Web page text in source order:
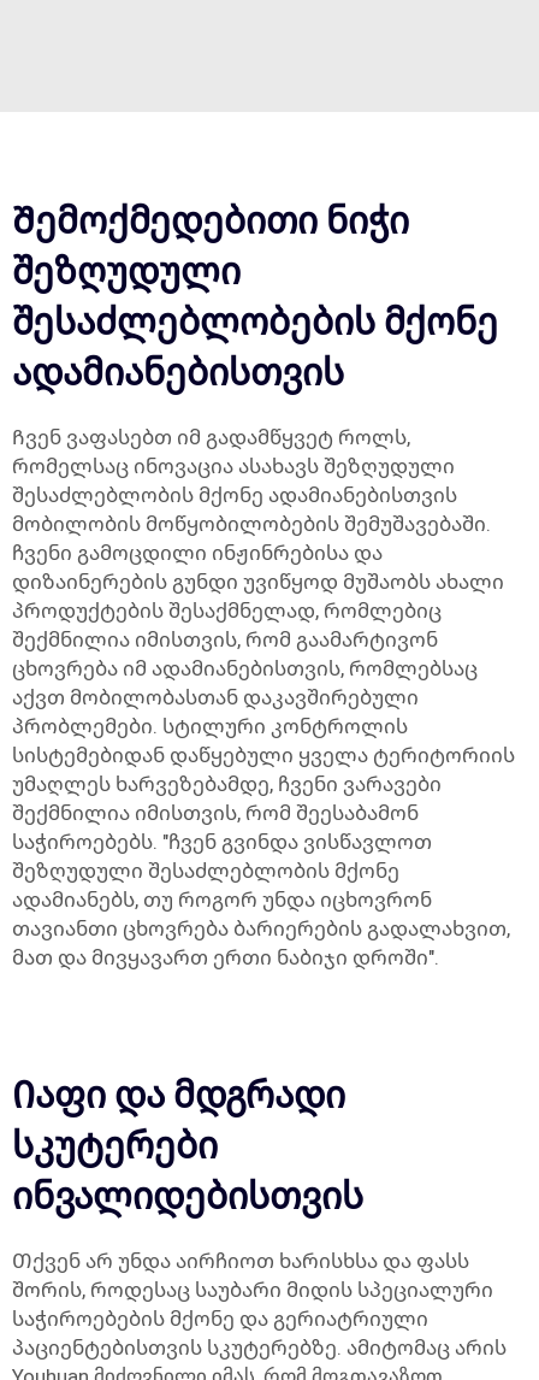
Შემოქმედებითი ნიჭი
შეზღუდული
შესაძლებლობების მქონე
ადამიანებისთვის
Ჩვენ ვაფასებთ იმ გადამწყვეტ როლს,
რომელსაც ინოვაცია ასახავს შეზღუდული
შესაძლებლობის მქონე ადამიანებისთვის
მობილობის მოწყობილობების შემუშავებაში.
ჩვენი გამოცდილი ინჟინრებისა და
დიზაინერების გუნდი უვიწყოდ მუშაობს ახალი
პროდუქტების შესაქმნელად, რომლებიც
შექმნილია იმისთვის, რომ გაამარტივონ
ცხოვრება იმ ადამიანებისთვის, რომლებსაც
აქვთ მობილობასთან დაკავშირებული
პრობლემები. სტილური კონტროლის
სისტემებიდან დაწყებული ყველა ტერიტორიის
უმაღლეს ხარვეზებამდე, ჩვენი ვარავები
შექმნილია იმისთვის, რომ შეესაბამონ
საჭიროებებს. "ჩვენ გვინდა ვისწავლოთ
შეზღუდული შესაძლებლობის მქონე
ადამიანებს, თუ როგორ უნდა იცხოვრონ
თავიანთი ცხოვრება ბარიერების გადალახვით,
მათ და მივყავართ ერთი ნაბიჯი დროში".
Იაფი და მდგრადი
სკუტერები
ინვალიდებისთვის
Თქვენ არ უნდა აირჩიოთ ხარისხსა და ფასს
შორის, როდესაც საუბარი მიდის სპეციალური
საჭიროებების მქონე და გერიატრიული
პაციენტებისთვის სკუტერებზე. ამიტომაც არის